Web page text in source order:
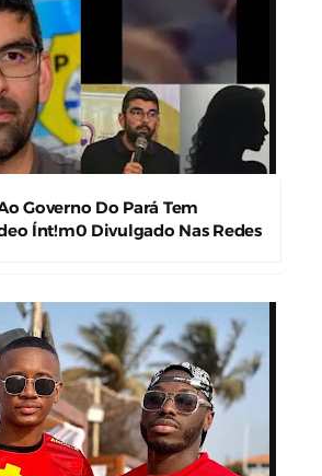
Governo Do Pará Tem
Ínt!m0 Divulgado Nas Redes